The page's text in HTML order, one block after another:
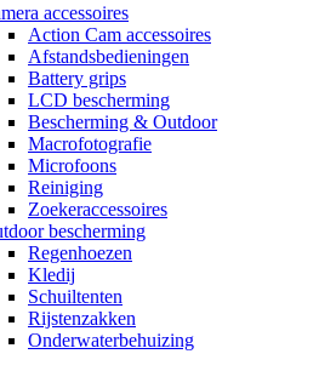
accessoires
Action Cam accessoires
Afstandsbedieningen
Battery grips
LCD bescherming
Bescherming & Outdoor
Macrofotografie
Microfoons
Reiniging
Zoekeraccessoires
bescherming
Regenhoezen
Kledij
Schuiltenten
Rijstenzakken
Onderwaterbehuizing